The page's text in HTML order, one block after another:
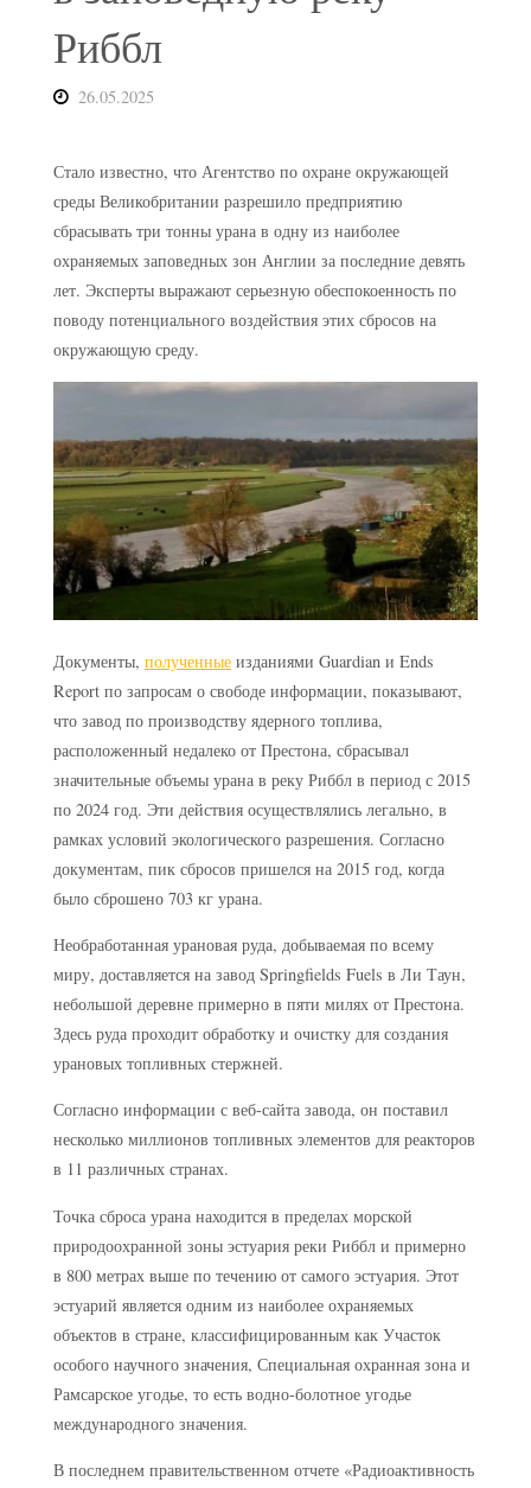
Риббл
26.05.2025
Стало известно, что Агентство по охране окружающей
среды Великобритании разрешило предприятию
сбрасывать три тонны урана в одну из наиболее
охраняемых заповедных зон Англии за последние девять
лет. Эксперты выражают серьезную обеспокоенность по
поводу потенциального воздействия этих сбросов на
окружающую среду.
Документы, полученныеизданиями Guardian и Ends
Report по запросам о свободе информации, показывают,
что завод по производству ядерного топлива,
расположенный недалеко от Престона, сбрасывал
значительные объемы урана в реку Риббл в период с 2015
по 2024 год. Эти действия осуществлялись легально, в
рамках условий экологического разрешения. Согласно
документам, пик сбросов пришелся на 2015 год, когда
было сброшено 703 кг урана.
Необработанная урановая руда, добываемая по всему
миру, доставляется на завод Springfields Fuels в Ли Таун,
небольшой деревне примерно в пяти милях от Престона.
Здесь руда проходит обработку и очистку для создания
урановых топливных стержней.
Согласно информации с веб-сайта завода, он поставил
несколько миллионов топливных элементов для реакторов
в 11 различных странах.
Точка сброса урана находится в пределах морской
природоохранной зоны эстуария реки Риббл и примерно
в 800 метрах выше по течению от самого эстуария. Этот
эстуарий является одним из наиболее охраняемых
объектов в стране, классифицированным как Участок
особого научного значения, Специальная охранная зона и
Рамсарское угодье, то есть водно-болотное угодье
международного значения.
В последнем правительственном отчете «Радиоактивность